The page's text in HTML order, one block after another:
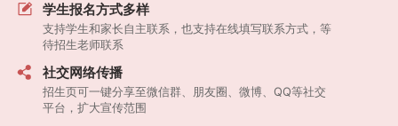
学生报名方式多样
支持学生和家长自主联系，也支持在线填写联系方式，等
待招生老师联系
社交网络传播
招生页可一键分享至微信群、朋友圈、微博、QQ等社交
平台，扩大宣传范围